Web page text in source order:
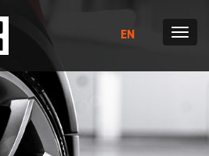
EN MENÜ